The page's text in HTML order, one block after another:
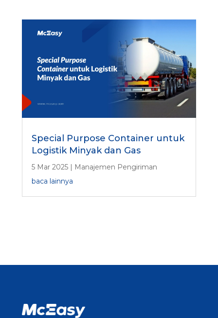
Special Purpose Container untuk
Logistik Minyak dan Gas
5 Mar 2025| Manajemen Pengiriman
baca lainnya